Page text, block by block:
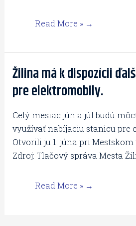
Read More »
Žilina má k dispozícii
pre elektromobily.
Celý mesiac jún a júl budú
využívať nabíjaciu stanicu pre
Otvorili ju 1. júna pri Mestskom
Zdroj: Tlačový správa Mesta
Žilina
má
k
dispozícii
ďalšiu
nabíjačku
pre
Read More »